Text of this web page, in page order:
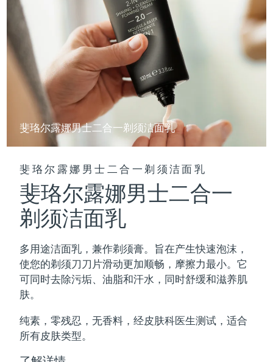
斐珞尔露娜男士二合一剃须洁面乳
斐珞尔露娜男士二合一剃须洁面乳
斐珞尔露娜男士二合一
剃须洁面乳
多用途洁面乳，兼作剃须膏。旨在产生快速泡沫，
使您的剃须刀刀片滑动更加顺畅，摩擦力最小。它
可同时去除污垢、油脂和汗水，同时舒缓和滋养肌
肤。
纯素，零残忍，无香料，经皮肤科医生测试，适合
所有皮肤类型。